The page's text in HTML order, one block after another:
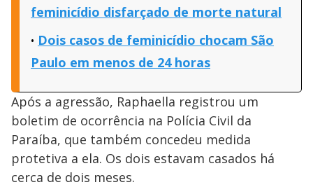
feminicídio disfarçado de morte natural
Dois casos de feminicídio chocam São
Paulo em menos de 24 horas
Após a agressão, Raphaella registrou um
boletim de ocorrência na Polícia Civil da
Paraíba, que também concedeu medida
protetiva a ela. Os dois estavam casados há
cerca de dois meses.